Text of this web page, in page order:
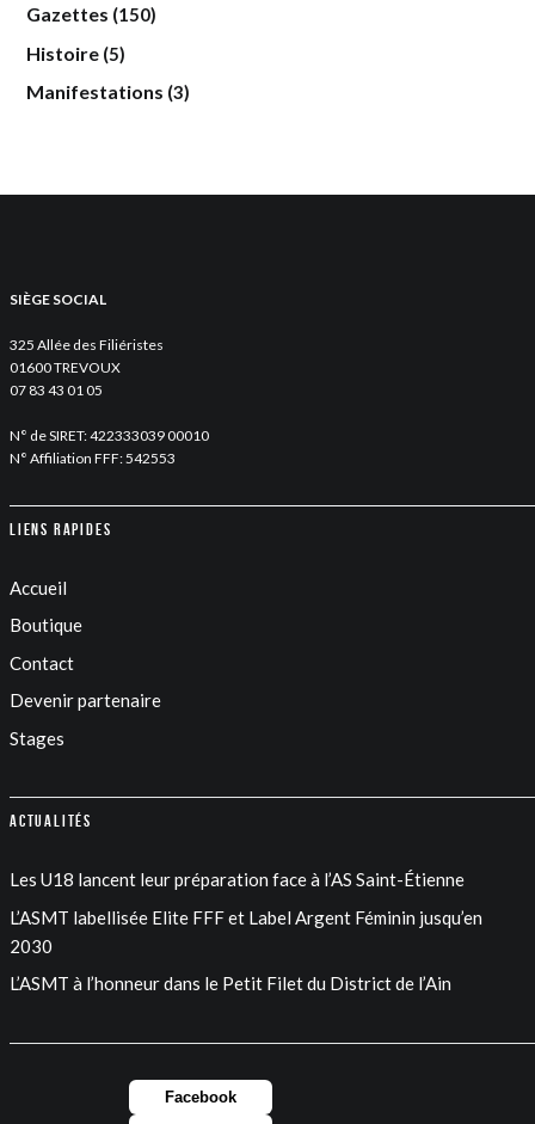
Gazettes (150)
Histoire (5)
Manifestations (3)
SIÈGE SOCIAL
325 Allée des Filiéristes
01600 TREVOUX
07 83 43 01 05
N° de SIRET: 422333039 00010
N° Affiliation FFF: 542553
Liens rapides
Accueil
Boutique
Contact
Devenir partenaire
Stages
Actualités
Les U18 lancent leur préparation face à l’AS Saint-Étienne
L’ASMT labellisée Elite FFF et Label Argent Féminin jusqu’en
2030
L’ASMT à l’honneur dans le Petit Filet du District de l’Ain
Facebook